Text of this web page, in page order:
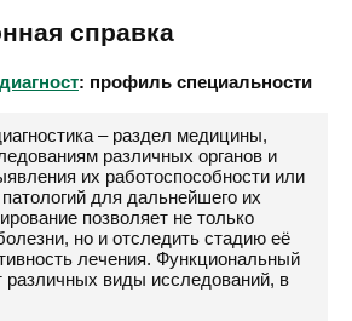
справка
: профиль специальности
– раздел медицины,
различных органов и
их работоспособности или
для дальнейшего их
позволяет не только
но и отследить стадию её
лечения. Функциональный
различных виды исследований, в